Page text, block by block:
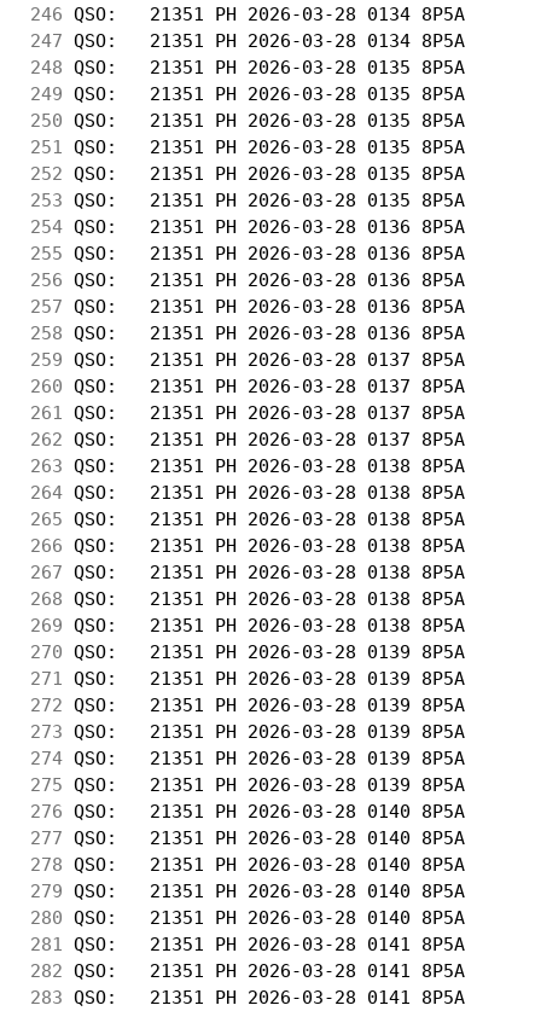
246 QSO:   21351 PH 2026-03-28 0134
247 QSO:   21351 PH 2026-03-28 0134
248 QSO:   21351 PH 2026-03-28 0135
249 QSO:   21351 PH 2026-03-28 0135
250 QSO:   21351 PH 2026-03-28 0135
251
QSO:   21351 PH 2026-03-28 0135
252 QSO:   21351 PH 2026-03-28 0135
253 QSO:   21351 PH 2026-03-28 0135
254 QSO:   21351 PH 2026-03-28 0136
255 QSO:   21351 PH 2026-03-28 0136
256 QSO:   21351 PH 2026-03-28 0136
257 QSO:   21351 PH 2026-03-28 0136
258 QSO:   21351 PH 2026-03-28 0136
259 QSO:   21351 PH 2026-03-28 0137
260 QSO:   21351 PH 2026-03-28 0137
261
QSO:   21351 PH 2026-03-28 0137
262 QSO:   21351 PH 2026-03-28 0137
263 QSO:   21351 PH 2026-03-28 0138
264 QSO:   21351 PH 2026-03-28 0138
265 QSO:   21351 PH 2026-03-28 0138
266 QSO:   21351 PH 2026-03-28 0138
267 QSO:   21351 PH 2026-03-28 0138
268 QSO:   21351 PH 2026-03-28 0138
269 QSO:   21351 PH 2026-03-28 0138
270 QSO:   21351 PH 2026-03-28 0139
271
QSO:   21351 PH 2026-03-28 0139
272 QSO:   21351 PH 2026-03-28 0139
273 QSO:   21351 PH 2026-03-28 0139
274 QSO:   21351 PH 2026-03-28 0139
275 QSO:   21351 PH 2026-03-28 0139
276 QSO:   21351 PH 2026-03-28 0140
277 QSO:   21351 PH 2026-03-28 0140
278 QSO:   21351 PH 2026-03-28 0140
279 QSO:   21351 PH 2026-03-28 0140
280 QSO:   21351 PH 2026-03-28 0140
281
QSO:   21351 PH 2026-03-28 0141
282 QSO:   21351 PH 2026-03-28 0141
283 QSO:   21351 PH 2026-03-28 0141